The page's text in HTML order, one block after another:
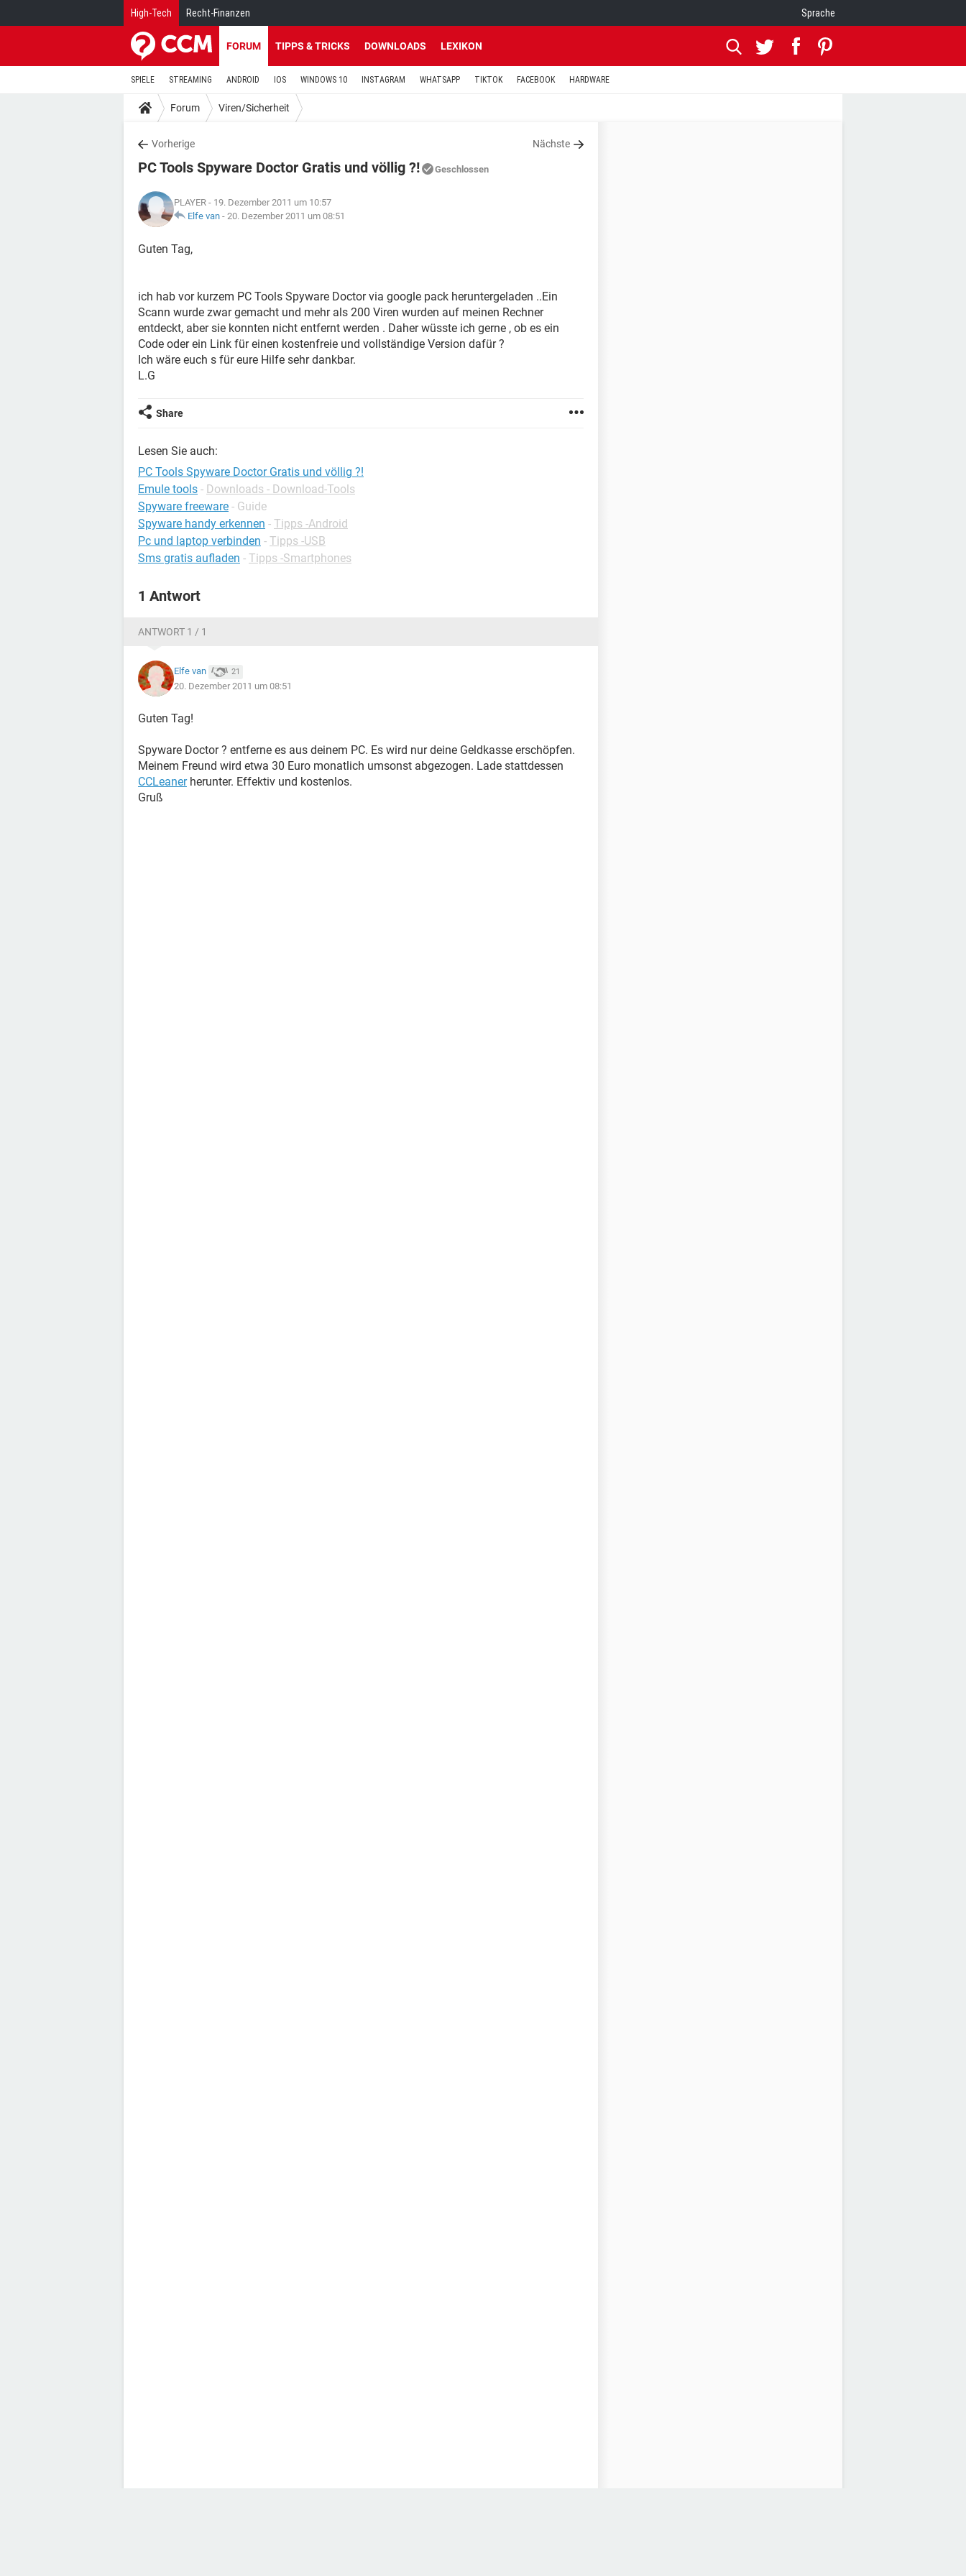
High-Tech Recht-Finanzen Sprache
FORUM TIPPS & TRICKS DOWNLOADS LEXIKON
SPIELE STREAMING ANDROID IOS WINDOWS 10 INSTAGRAM WHATSAPP TIKTOK FACEBOOK HARDWARE
Forum Viren/Sicherheit
Vorherige Nächste
PC Tools Spyware Doctor Gratis und völlig ?! Geschlossen
PLAYER - 19. Dezember 2011 um 10:57
Elfe van - 20. Dezember 2011 um 08:51
Guten Tag,
ich hab vor kurzem PC Tools Spyware Doctor via google pack heruntergeladen ..Ein
Scann wurde zwar gemacht und mehr als 200 Viren wurden auf meinen Rechner
entdeckt, aber sie konnten nicht entfernt werden . Daher wüsste ich gerne , ob es ein
Code oder ein Link für einen kostenfreie und vollständige Version dafür ?
Ich wäre euch s für eure Hilfe sehr dankbar.
L.G
Share
Lesen Sie auch:
PC Tools Spyware Doctor Gratis und völlig ?!
Emule tools - Downloads - Download-Tools
Spyware freeware - Guide
Spyware handy erkennen - Tipps -Android
Pc und laptop verbinden - Tipps -USB
Sms gratis aufladen - Tipps -Smartphones
1 Antwort
ANTWORT 1 / 1
Elfe van 21
20. Dezember 2011 um 08:51
Guten Tag!
Spyware Doctor ? entferne es aus deinem PC. Es wird nur deine Geldkasse erschöpfen.
Meinem Freund wird etwa 30 Euro monatlich umsonst abgezogen. Lade stattdessen
CCLeanerherunter. Effektiv und kostenlos.
Gruß